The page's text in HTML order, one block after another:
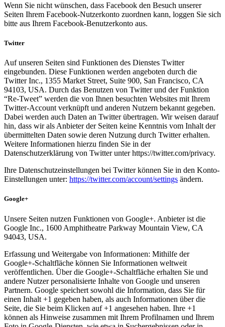
Wenn Sie nicht wünschen, dass Facebook den Besuch unserer
Seiten Ihrem Facebook-Nutzerkonto zuordnen kann, loggen Sie sich
bitte aus Ihrem Facebook-Benutzerkonto aus.
Twitter
Auf unseren Seiten sind Funktionen des Dienstes Twitter
eingebunden. Diese Funktionen werden angeboten durch die
Twitter Inc., 1355 Market Street, Suite 900, San Francisco, CA
94103, USA. Durch das Benutzen von Twitter und der Funktion
“Re-Tweet” werden die von Ihnen besuchten Websites mit Ihrem
Twitter-Account verknüpft und anderen Nutzern bekannt gegeben.
Dabei werden auch Daten an Twitter übertragen. Wir weisen darauf
hin, dass wir als Anbieter der Seiten keine Kenntnis vom Inhalt der
übermittelten Daten sowie deren Nutzung durch Twitter erhalten.
Weitere Informationen hierzu finden Sie in der
Datenschutzerklärung von Twitter unter https://twitter.com/privacy.
Ihre Datenschutzeinstellungen bei Twitter können Sie in den Konto-
Einstellungen unter: https://twitter.com/account/settings ändern.
Google+
Unsere Seiten nutzen Funktionen von Google+. Anbieter ist die
Google Inc., 1600 Amphitheatre Parkway Mountain View, CA
94043, USA.
Erfassung und Weitergabe von Informationen: Mithilfe der
Google+-Schaltfläche können Sie Informationen weltweit
veröffentlichen. Über die Google+-Schaltfläche erhalten Sie und
andere Nutzer personalisierte Inhalte von Google und unseren
Partnern. Google speichert sowohl die Information, dass Sie für
einen Inhalt +1 gegeben haben, als auch Informationen über die
Seite, die Sie beim Klicken auf +1 angesehen haben. Ihre +1
können als Hinweise zusammen mit Ihrem Profilnamen und Ihrem